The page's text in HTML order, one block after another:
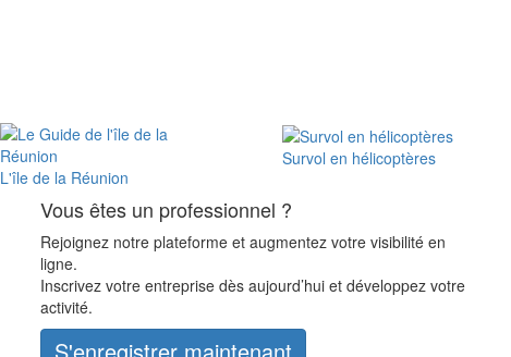
L'île de la Réunion
Survol en hélicoptères
Vous êtes un professionnel ?
Rejoignez notre plateforme et augmentez votre visibilité en
ligne.
Inscrivez votre entreprise dès aujourd’hui et développez votre
activité.